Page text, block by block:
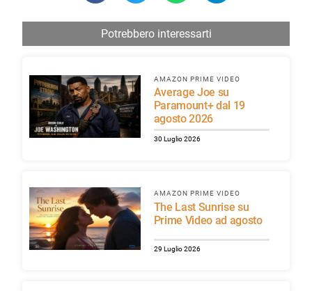
Potrebbero interessarti
AMAZON PRIME VIDEO
Average Joe su
Paramount+ dal 19
agosto 2026
30 Luglio 2026
AMAZON PRIME VIDEO
The Last Sunrise su
Prime Video ad agosto
29 Luglio 2026